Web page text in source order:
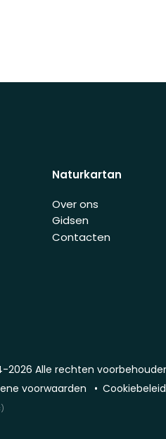
Naturkartan
Over ons
Gidsen
Contacten
2026 Alle rechten
voorwaarden Cookiebeleid